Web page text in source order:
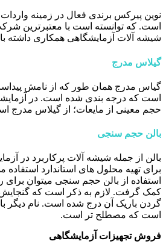
نوین پیرکس برندی فعال در زمینه
است. که توانسته است با معتبرترین
شیشه آلات آزمایشگاهی همکاری داشته
گیلاس مدرج
گیاس مدرج همان طور که از نامش
است که درجه بندی شده است. در
حجم معینی از مایعات؛ از گیلاس مدرج
بالن حجم سنجی
بالن از جمله شیشه آلات پرکاربرد در
برای تهیه محلول های استاندارد
استفاده از بالن حجم سنجی میتوان
کمک گرفت. لازم به ذکر است که
گردن باریک آن درج شده است. نام دیگر
است که مصطلح تر است.
فروش تجهیزات آزمایشگاهی